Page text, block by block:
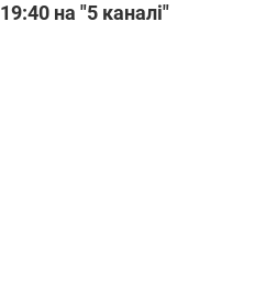
на "5 каналі"